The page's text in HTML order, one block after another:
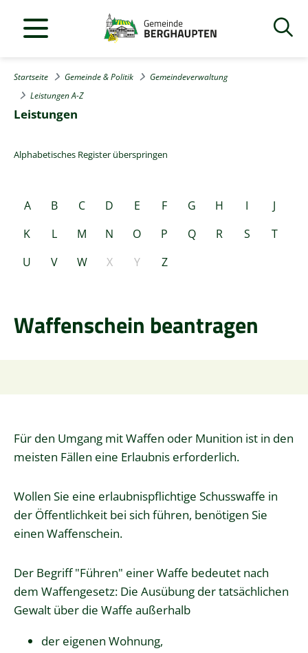
Startseite Gemeinde & Politik
Gemeindeverwaltung
Leistungen A-Z
Leistungen
Alphabetisches Register überspringen
A B C D E F G H I
J
K
L M N O P Q R S
T
U
V W X Y Z
Waffenschein beantragen
Für den Umgang mit Waffen oder Munition ist in den
meisten Fällen eine Erlaubnis erforderlich.
Wollen Sie eine erlaubnispflichtige Schusswaffe in
der Öffentlichkeit bei sich führen, benötigen Sie
einen Waffenschein.
Der Begriff "Führen" einer Waffe bedeutet nach
dem Waffengesetz: Die Ausübung der tatsächlichen
Gewalt über die Waffe außerhalb
der eigenen Wohnung,